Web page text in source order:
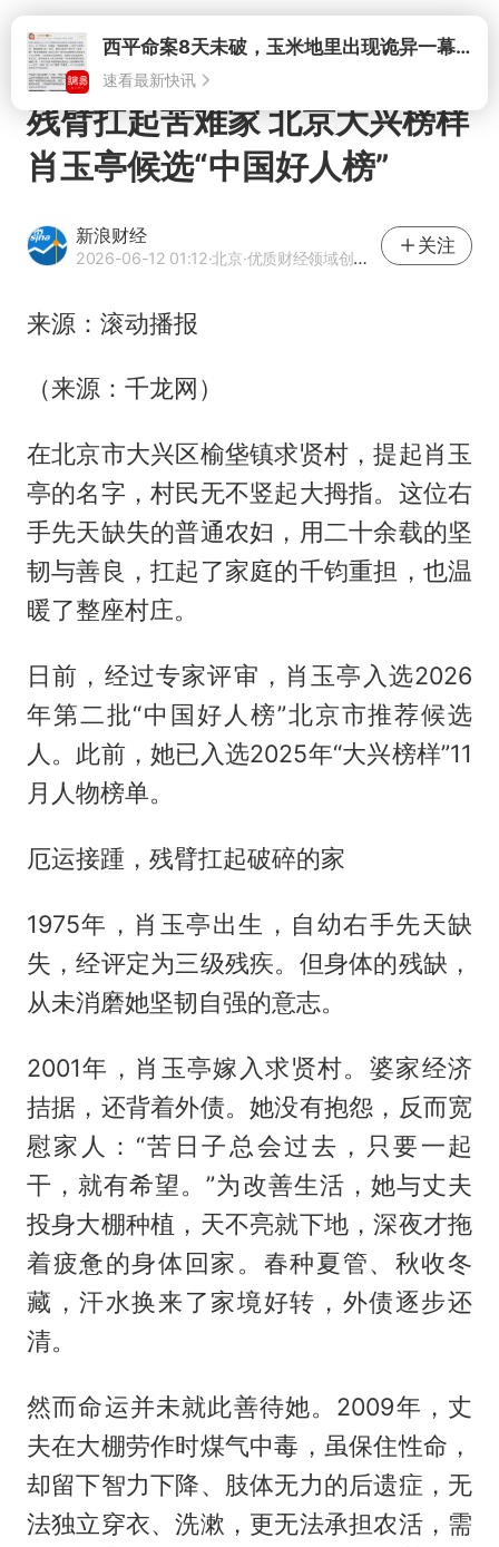
打开西平命案8天未破，玉米地里出现诡异一幕，我突然想起了欧金中
速看最新快讯
残臂扛起苦难家 北京大兴榜样
肖玉亭候选“中国好人榜”
新浪财经
2026-06-12 01:12·北京·优质财经领域创作者
关注
来源：滚动播报
（来源：千龙网）
在北京市大兴区榆垡镇求贤村，提起肖玉
亭的名字，村民无不竖起大拇指。这位右
手先天缺失的普通农妇，用二十余载的坚
韧与善良，扛起了家庭的千钧重担，也温
暖了整座村庄。
日前，经过专家评审，肖玉亭入选2026
年第二批“中国好人榜”北京市推荐候选
人。此前，她已入选2025年“大兴榜样”11
月人物榜单。
厄运接踵，残臂扛起破碎的家
1975年，肖玉亭出生，自幼右手先天缺
失，经评定为三级残疾。但身体的残缺，
从未消磨她坚韧自强的意志。
2001年，肖玉亭嫁入求贤村。婆家经济
拮据，还背着外债。她没有抱怨，反而宽
慰家人：“苦日子总会过去，只要一起
干，就有希望。”为改善生活，她与丈夫
投身大棚种植，天不亮就下地，深夜才拖
着疲惫的身体回家。春种夏管、秋收冬
藏，汗水换来了家境好转，外债逐步还
清。
然而命运并未就此善待她。2009年，丈
夫在大棚劳作时煤气中毒，虽保住性命，
却留下智力下降、肢体无力的后遗症，无
法独立穿衣、洗漱，更无法承担农活，需